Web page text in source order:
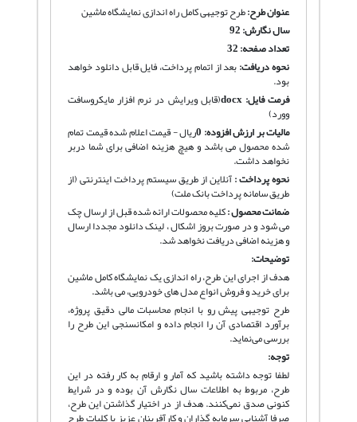
عنوان طرح:طرح توجیهی کامل راه اندازی نمایشگاه ماشین
سال نگارش: 92
تعداد صفحه: 32
نحوه دریافت:بعد از اتمام پرداخت، فایل قابل دانلود خواهد
بود.
فرمت فایل:docx(قابل ویرایش در نرم افزار مایکروسافت
وورد)
مالیات بر ارزش افزوده: 0ریال - قیمت اعلام شده قیمت تمام
شده محصول می باشد و هیچ هزینه اضافی برای شما دربر
نخواهد داشت.
نحوه پرداخت :آنلاین از طریق سیستم پرداخت اینترنتی (از
طریق سامانه پرداخت بانک ملت)
ضمانت محصول :کلیه محصولات ارائه شده قبل از ارسال چک
می شود و در صورت بروز اشکال ، لینک دانلود مجددا ارسال
و هزینه اضافی دریافت نخواهد شد.
توضیحات:
هدف از اجرای این طرح، راه اندازی یک نمایشگاه کامل ماشین
برای خرید و فروش انواع مدل های خودرویی، می باشد.
طرح توجیهی پیش رو با انجام محاسبات مالی دقیق پروژه،
برآورد اقتصادی آن را انجام داده و امکانسنجی این طرح را
بررسی می‌نماید.
توجه:
لطفا توجه داشته باشید که آمار و ارقام به کار رفته در این
طرح، مربوط به اطلاعات سال نگارش آن بوده و در شرایط
کنونی صدق نمی‌کنند. هدف از در اختیار گذاشتن این طرح،
صرفا آشنایی سرمایه گذاران و کارآفرینان عزیز با کلیات طرح